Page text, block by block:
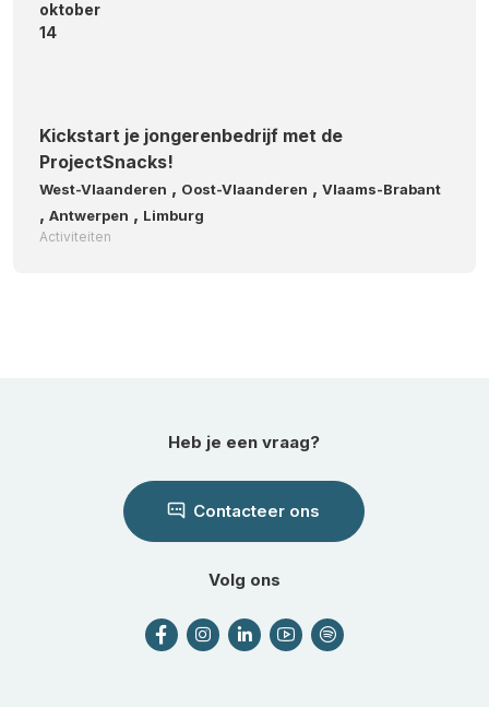
oktober
14
Kickstart je jongerenbedrijf met de
ProjectSnacks!
West-Vlaanderen , Oost-Vlaanderen , Vlaams-Brabant
, Antwerpen , Limburg
Activiteiten
Heb je een vraag?
Contacteer ons
Volg ons